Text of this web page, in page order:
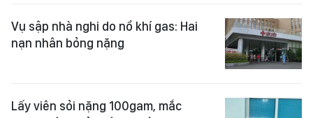
Vụ sập nhà nghi do nổ khí gas: Hai
nạn nhân bỏng nặng
Lấy viên sỏi nặng 100gam, mắc